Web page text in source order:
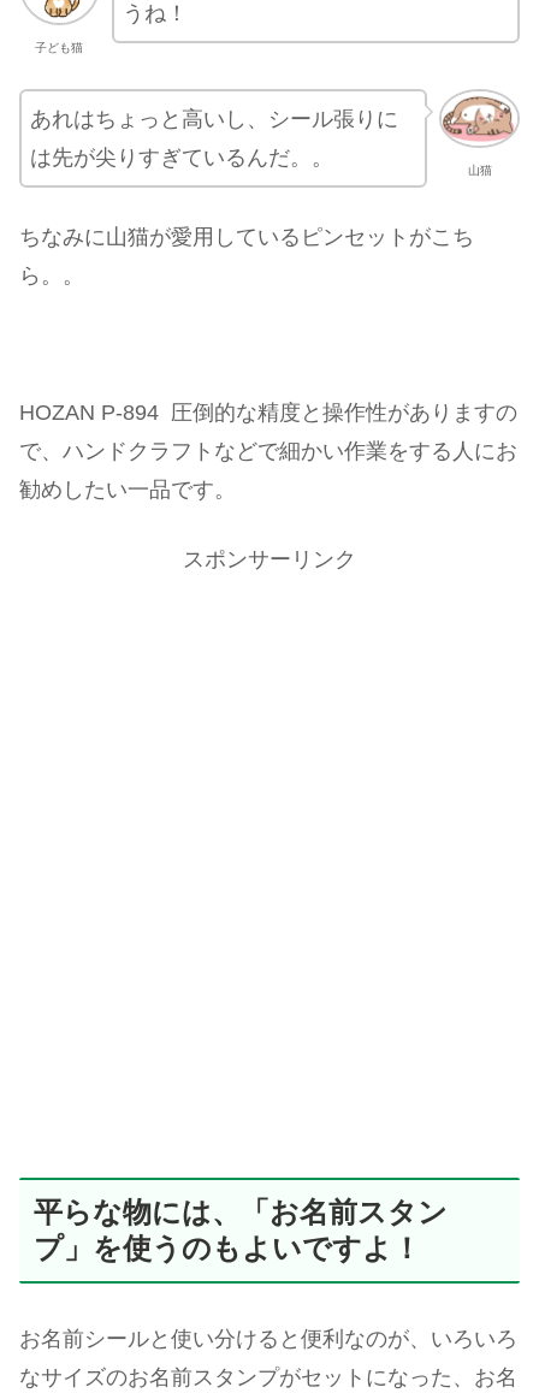
子ども猫
うね！
山猫
あれはちょっと高いし、シール張りに
は先が尖りすぎているんだ。。
ちなみに山猫が愛用しているピンセットがこち
ら。。
HOZAN P-894 圧倒的な精度と操作性がありますの
で、ハンドクラフトなどで細かい作業をする人にお
勧めしたい一品です。
スポンサーリンク
平らな物には、「お名前スタン
プ」を使うのもよいですよ！
お名前シールと使い分けると便利なのが、いろいろ
なサイズのお名前スタンプがセットになった、お名